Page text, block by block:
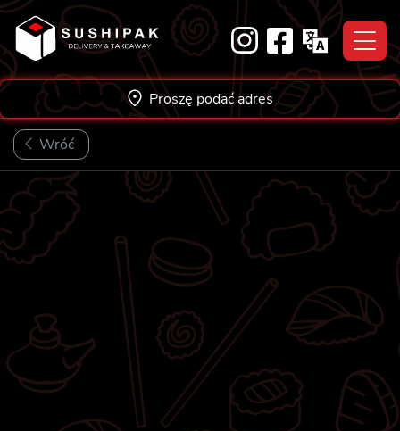
Skip
content
Proszę podać adres
Wróć